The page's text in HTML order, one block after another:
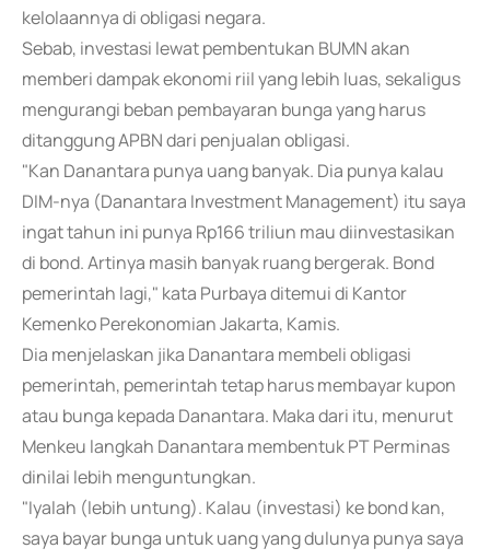
kelolaannya di obligasi negara.
Sebab, investasi lewat pembentukan BUMN akan
memberi dampak ekonomi riil yang lebih luas, sekaligus
mengurangi beban pembayaran bunga yang harus
ditanggung APBN dari penjualan obligasi.
"Kan Danantara punya uang banyak. Dia punya kalau
DIM-nya (Danantara Investment Management) itu saya
ingat tahun ini punya Rp166 triliun mau diinvestasikan
di bond. Artinya masih banyak ruang bergerak. Bond
pemerintah lagi," kata Purbaya ditemui di Kantor
Kemenko Perekonomian Jakarta, Kamis.
Dia menjelaskan jika Danantara membeli obligasi
pemerintah, pemerintah tetap harus membayar kupon
atau bunga kepada Danantara. Maka dari itu, menurut
Menkeu langkah Danantara membentuk PT Perminas
dinilai lebih menguntungkan.
"Iyalah (lebih untung). Kalau (investasi) ke bond kan,
saya bayar bunga untuk uang yang dulunya punya saya